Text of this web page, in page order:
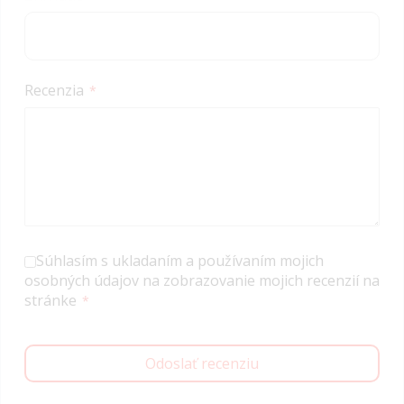
Recenzia
Súhlasím s ukladaním a používaním mojich
osobných údajov na zobrazovanie mojich recenzií na
stránke
Odoslať recenziu